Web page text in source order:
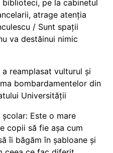
pe la cabinetul
atrage atenția
/ Sunt spații
va destăinui nimic
reamplasat vulturul și
bombardamentelor din
Universității
Este o mare
copii să fie așa cum
îi băgăm în șabloane și